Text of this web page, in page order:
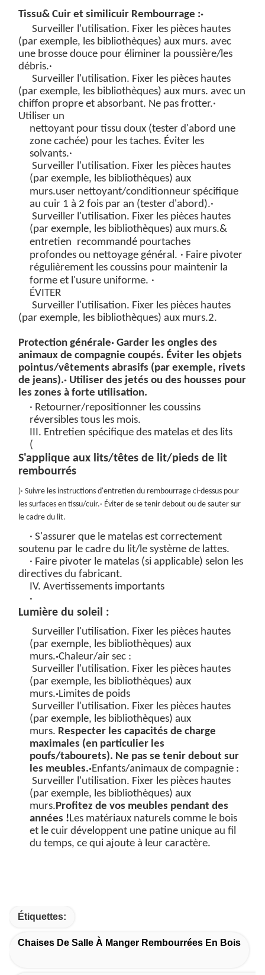
Tissu& Cuir et similicuir Rembourrage :·
Surveiller l'utilisation. Fixer les pièces hautes
(par exemple, les bibliothèques) aux murs. avec
une brosse douce pour éliminer la poussière/les
débris.·
Surveiller l'utilisation. Fixer les pièces hautes
(par exemple, les bibliothèques) aux murs. avec un
chiffon propre et absorbant. Ne pas frotter.·
Utiliser un
nettoyant pour tissu doux(tester d'abord une
zone cachée) pour les taches. Éviter les
solvants.·
Surveiller l'utilisation. Fixer les pièces hautes
(par exemple, les bibliothèques) aux
murs.user nettoyant/conditionneur spécifique
au cuir1 à 2 fois par an (tester d'abord).·
Surveiller l'utilisation. Fixer les pièces hautes
(par exemple, les bibliothèques) aux murs.&
entretien recommandé pourtaches
profondes ou nettoyage général. · Faire pivoter
régulièrement les coussins pour maintenir la
forme et l'usure uniforme. ·
ÉVITER
Surveiller l'utilisation. Fixer les pièces hautes
(par exemple, les bibliothèques) aux murs.2.
Protection générale· Garder les ongles des
animaux de compagnie coupés. Éviter les objets
pointus/vêtements abrasifs (par exemple, rivets
de jeans).· Utiliser des jetés ou des housses pour
les zones à forte utilisation.
· Retourner/repositionner les coussins
réversibles tous les mois.
III. Entretien spécifique des matelas et des lits
(
S'applique aux lits/têtes de lit/pieds de lit
rembourrés
)· Suivre les instructions d'entretien du rembourrage ci-dessus pour
les surfaces en tissu/cuir.· Éviter de se tenir debout ou de sauter sur
le cadre du lit.
· S'assurer que le matelas est correctement
soutenu par le cadre du lit/le système de lattes.
· Faire pivoter le matelas (si applicable) selon les
directives du fabricant.
IV. Avertissements importants
·
Lumière du soleil :
Surveiller l'utilisation. Fixer les pièces hautes
(par exemple, les bibliothèques) aux
murs.·Chaleur/air sec :
Surveiller l'utilisation. Fixer les pièces hautes
(par exemple, les bibliothèques) aux
murs.·Limites de poids
Surveiller l'utilisation. Fixer les pièces hautes
(par exemple, les bibliothèques) aux
murs. Respecter les capacités de charge
maximales (en particulier les
poufs/tabourets). Ne pas se tenir debout sur
les meubles.·Enfants/animaux de compagnie :
Surveiller l'utilisation. Fixer les pièces hautes
(par exemple, les bibliothèques) aux
murs.Profitez de vos meubles pendant des
années !Les matériaux naturels comme le bois
et le cuir développent une patine unique au fil
du temps, ce qui ajoute à leur caractère.
Étiquettes:
Chaises De Salle À Manger Rembourrées En Bois